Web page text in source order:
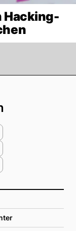
Hacking-